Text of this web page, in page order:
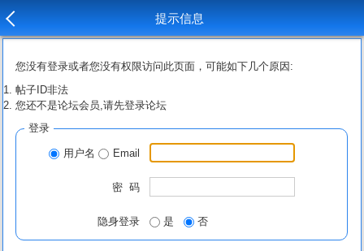
提示信息
您没有登录或者您没有权限访问此页面，可能如下几个原因:
帖子ID非法
您还不是论坛会员,请先登录论坛
登录
用户名 Email
密 码
隐身登录 是 否